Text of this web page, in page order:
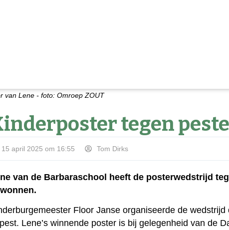
van Lene - foto: Omroep ZOUT
tegen
15 april 2025 om 16:55 Tom Dirks
van de Barbaraschool heeft de posterwedstrijd
Floor Janse organiseerde de
Lene’s winnende poster is bij gelegenheid van de